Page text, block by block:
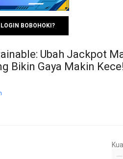
LOGIN BOBOHOKI?
Ubah Jackpot
Bikin Gaya Makin